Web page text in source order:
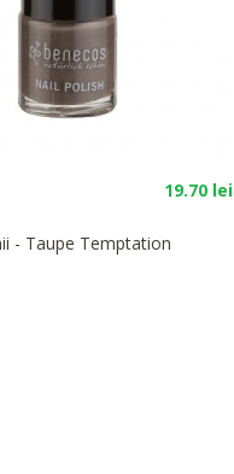
19.70 lei
- Taupe Temptation